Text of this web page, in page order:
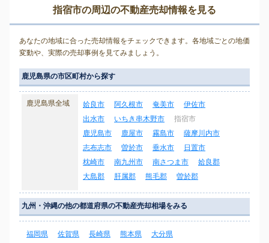
指宿市の周辺の不動産売却情報を見る
あなたの地域に合った売却情報をチェックできます。各地域ごとの地価
変動や、実際の売却事例を見てみましょう。
鹿児島県の市区町村から探す
鹿児島県全域 姶良市 阿久根市 奄美市
伊佐市
出水市
いちき串木野市
指宿市
鹿児島市
鹿屋市 霧島市
薩摩川内市
志布志市
曽於市 垂水市
日置市
枕崎市
南九州市 南さつま市
姶良郡
大島郡
肝属郡 熊毛郡 曽於郡
九州・沖縄の他の都道府県の不動産売却相場をみる
福岡県 佐賀県 長崎県 熊本県
大分県